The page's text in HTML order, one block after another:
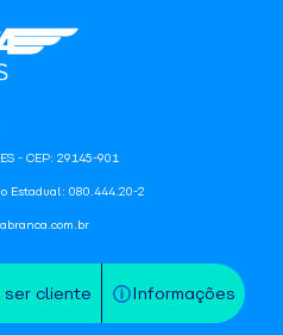
ser cliente Informações
- CEP: 29145-901
Estadual: 080.444.20-2